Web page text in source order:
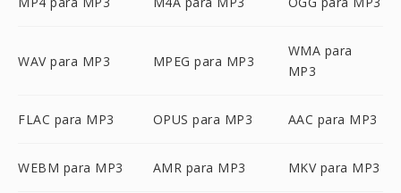
WAV para MP3 MPEG para MP3
WMA para
MP3
FLAC para MP3 OPUS para MP3 AAC para MP3
WEBM para MP3 AMR para MP3 MKV para MP3